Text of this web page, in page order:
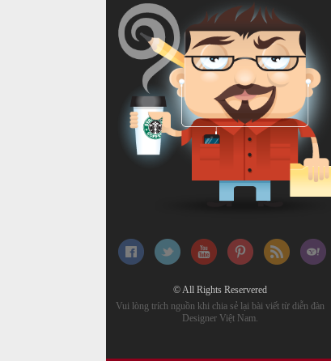
© All Rights Reservered
Vui lòng trích nguồn khi chia sẻ lại bài viết từ diễn đàn
Designer Việt Nam.